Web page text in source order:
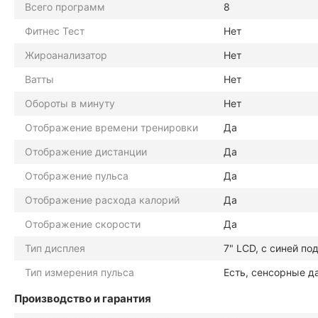
Всего программ
8
Фитнес Тест
Нет
Жироанализатор
Нет
Ватты
Нет
Обороты в минуту
Нет
Отображение времени тренировки
Да
Отображение дистанции
Да
Отображение пульса
Да
Отображение расхода калорий
Да
Отображение скорости
Да
Тип дисплея
7" LCD, с синей
Тип измерения пульса
Есть, сенсорные
Производство и гарантия